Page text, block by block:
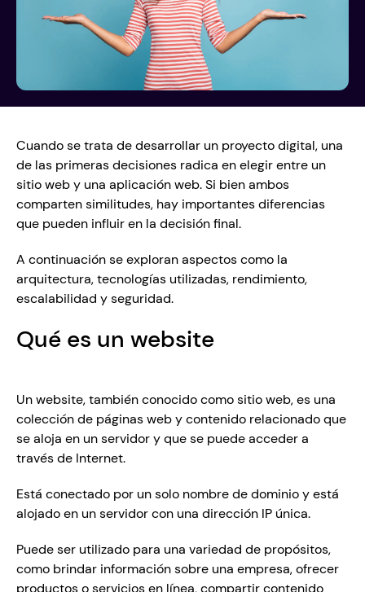
Cuando se trata de desarrollar un proyecto digital, una
de las primeras decisiones radica en elegir entre un
sitio web y una aplicación web. Si bien ambos
comparten similitudes, hay importantes diferencias
que pueden influir en la decisión final.
A continuación se exploran aspectos como la
arquitectura, tecnologías utilizadas, rendimiento,
escalabilidad y seguridad.
Qué es un website
Un website, también conocido como sitio web, es una
colección de páginas web y contenido relacionado que
se aloja en un servidor y que se puede acceder a
través de Internet.
Está conectado por un solo nombre de dominio y está
alojado en un servidor con una dirección IP única.
Puede ser utilizado para una variedad de propósitos,
como brindar información sobre una empresa, ofrecer
productos o servicios en línea, compartir contenido